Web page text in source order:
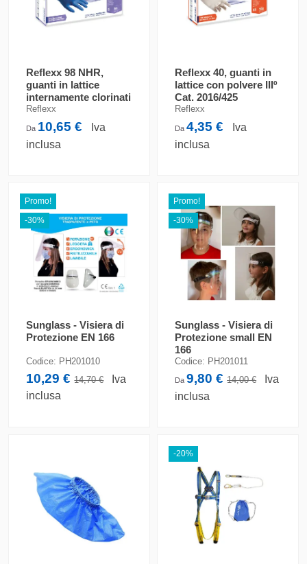
Reflexx 98 NHR,
guanti in lattice
internamente clorinati
IIIº Cat. 2016/425
Reflexx
Da 10,65 €
Iva
inclusa
Reflexx 40, guanti in
lattice con polvere IIIº
Cat. 2016/425
Reflexx
Da4,35 €
Iva
inclusa
Promo!
-30%
Sunglass - Visiera di
Protezione EN 166
Codice: PH201010
10,29 €14,70 €
Iva
inclusa
Promo!
-30%
Sunglass - Visiera di
Protezione small EN
166
Codice: PH201011
Da9,80 €14,00 €
Iva
inclusa
-20%